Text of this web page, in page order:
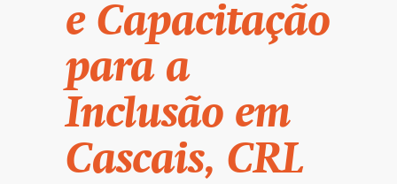
e Capacitação
para a
Inclusão em
Cascais, CRL